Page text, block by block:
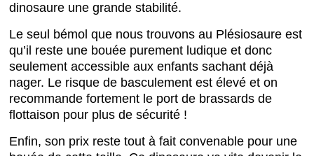
dinosaure une grande stabilité.
Le seul bémol que nous trouvons au Plésiosaure est
qu’il reste une bouée purement ludique et donc
seulement accessible aux enfants sachant déjà
nager. Le risque de basculement est élevé et on
recommande fortement le port de brassards de
flottaison pour plus de sécurité !
Enfin, son prix reste tout à fait convenable pour une